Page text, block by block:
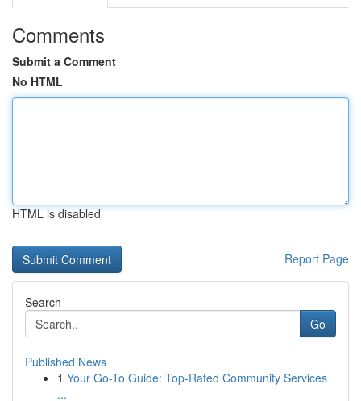
Comments
Submit a Comment
No HTML
HTML is disabled
Report Page
Search
Go
Published News
1 Your Go-To Guide: Top-Rated Community Services
...